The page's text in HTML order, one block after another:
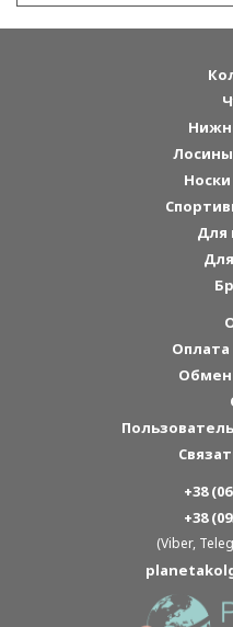
Лосины
Для
Оплата
Обмен
+38
+38
(Viber,